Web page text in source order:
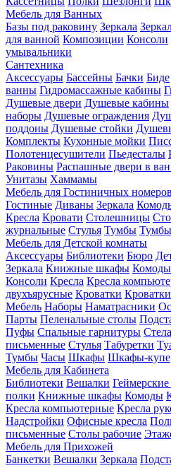
Мебель для Ванных
Базы под раковину Зеркала
для ванной Композиции Консоли
умывальники
Сантехника
Аксессуары Бассейны Бачки Биде
ванны Гидромассажные кабины
Душевые двери Душевые кабины
наборы Душевые ограждения
поддоны Душевые стойки
Комплекты Кухонные мойки
Полотенцесушители Пьедесталы
Раковины Распашные двери в
Унитазы Хаммамы
Мебель для Гостиничных номеров
Гостиные Диваны Зеркала
Кресла Кровати Столешницы
журнальные Стулья Тумбы
Мебель для Детской комнаты
Аксессуары Библиотеки Бюро
Зеркала Книжные шкафы Комоды
Консоли Кресла Кресла
двухъярусные Кроватки
Мебель Наборы Наматрасники
Парты Пеленальные столы
Пуфы Спальные гарнитуры
письменные Стулья Табуретки
Тумбы Часы Шкафы Шкафы-купе
Мебель для Кабинета
Библиотеки Вешалки Геймерские
полки Книжные шкафы Комоды
Кресла компьютерные Кресла
Надстройки Офисные кресла
письменные Столы рабочие
Мебель для Прихожей
Банкетки Вешалки Зеркала